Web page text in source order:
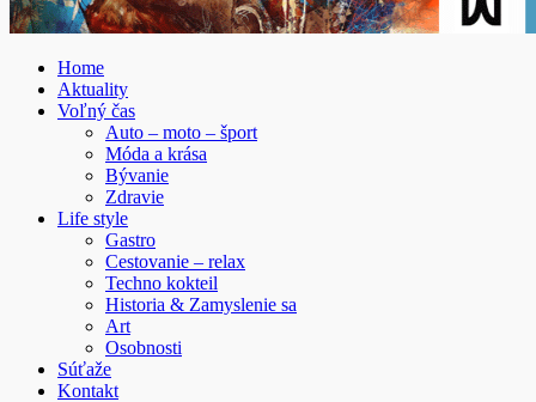
Home
Aktuality
Voľný čas
Auto – moto – šport
Móda a krása
Bývanie
Zdravie
Life style
Gastro
Cestovanie – relax
Techno kokteil
Historia & Zamyslenie sa
Art
Osobnosti
Súťaže
Kontakt